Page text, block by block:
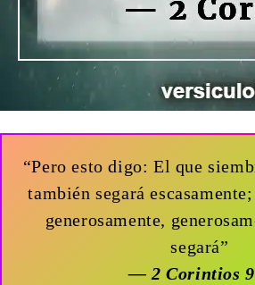
“Pero esto digo: El que
también segará
generosamente,
segará”
— 2 Corintios